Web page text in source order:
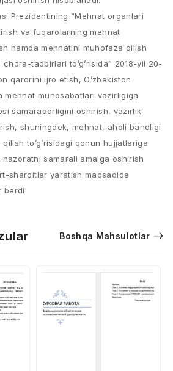
Prezidentining “Mehnat organlari
va fuqarolarning mehnat
hamda mehnatini muhofaza qilish
tadbirlari to’g’risida” 2018-yil 20-
qarorini ijro etish, O’zbekiston
mehnat munosabatlari vazirligiga
samaradorligini oshirish, vazirlik
shuningdek, mehnat, aholi bandligi
to’g’risidagi qonun hujjatlariga
samarali amalga oshirish
sharoitlar yaratish maqsadida
berdi.
Boshqa Mahsulotlar